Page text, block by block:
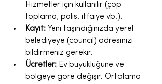
Hizmetler için kullanılır (çöp
toplama, polis, itfaiye vb.).
Kayıt: Yeni taşındığınızda yerel
belediyeye (council) adresinizi
bildirmeniz gerekir.
Ücretler: Ev büyüklüğüne ve
bölgeye göre değişir. Ortalama